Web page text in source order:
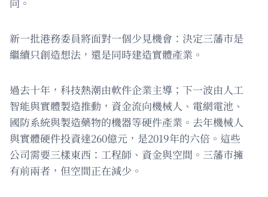
新一批港務委員將面對一個少見機會：決定三藩市是
繼續只創造想法，還是同時建造實體產業。
過去十年，科技熱潮由軟件企業主導；下一波由人工
智能與實體製造推動，資金流向機械人、電網電池、
國防系統與製造藥物的機器等硬件產業。去年機械人
與實體硬件投資達260億元，是2019年的六倍。這些
公司需要三樣東西：工程師、資金與空間。三藩市擁
有前兩者，但空間正在減少。